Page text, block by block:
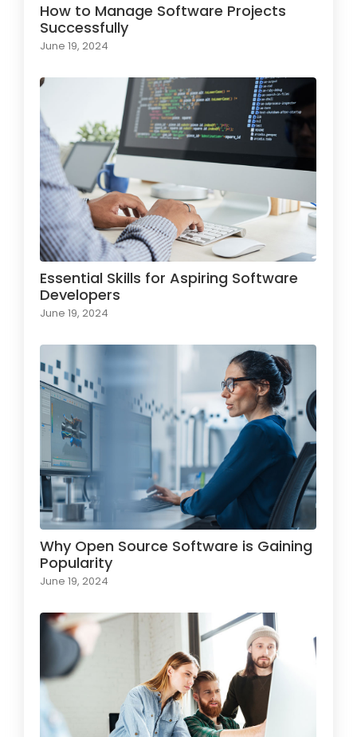
How to Manage Software Projects
Successfully
June 19, 2024
Essential Skills for Aspiring Software
Developers
June 19, 2024
Why Open Source Software is Gaining
Popularity
June 19, 2024